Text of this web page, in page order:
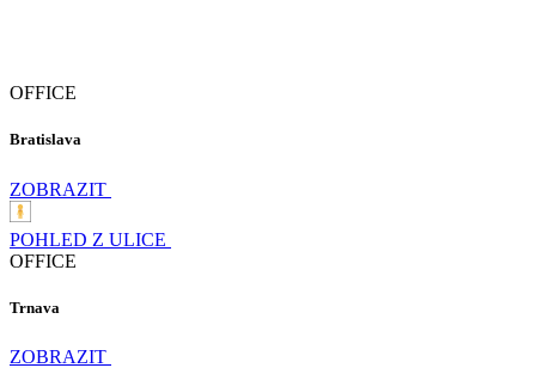
OFFICE
Bratislava
ZOBRAZIT
POHLED Z ULICE
OFFICE
Trnava
ZOBRAZIT